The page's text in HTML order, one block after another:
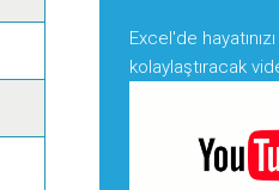
Excel'de hayatınızı
kolaylaştıracak